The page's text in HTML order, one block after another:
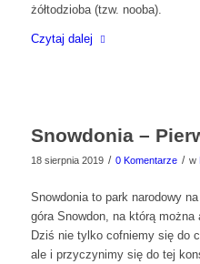
żółtodzioba (tzw. nooba).
Czytaj dalej
Snowdonia –
18 sierpnia 2019 / 0 Komentarze / w
Snowdonia to park narodowy
góra Snowdon, na którą
Dziś nie tylko cofniemy się do
ale i przyczynimy się do tej